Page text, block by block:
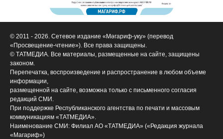
© 2011 - 2026. Сетевое издание «Мәгариф-уку» (перевод
«Просвещение-чтение»). Все права защищены.
© ТАТМЕДИА. Все материалы, размещенные на сайте, защищены
законом.
Перепечатка, воспроизведение и распространение в любом объеме
информации,
размещенной на сайте, возможна только с письменного согласия
редакций СМИ.
При поддержке Республиканского агентства по печати и массовым
коммуникациям «ТАТМЕДИА».
Наименование СМИ: Филиал АО «ТАТМЕДИА» («Редакция журнала
«Магариф»)